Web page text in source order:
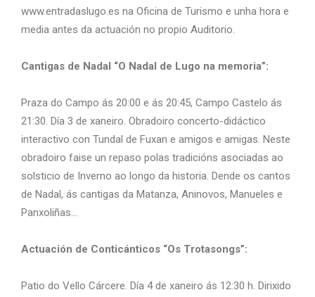
www.entradaslugo.es na Oficina de Turismo e unha hora e
media antes da actuación no propio Auditorio.
Cantigas de Nadal “O Nadal de Lugo na memoria”:
Praza do Campo ás 20:00 e ás 20:45, Campo Castelo ás
21:30. Día 3 de xaneiro. Obradoiro concerto-didáctico
interactivo con Tundal de Fuxan e amigos e amigas. Neste
obradoiro faise un repaso polas tradicións asociadas ao
solsticio de Inverno ao longo da historia. Dende os cantos
de Nadal, ás cantigas da Matanza, Aninovos, Manueles e
Panxoliñas…
Actuación de Conticánticos “Os Trotasongs”:
Patio do Vello Cárcere. Día 4 de xaneiro ás 12:30 h. Dirixido